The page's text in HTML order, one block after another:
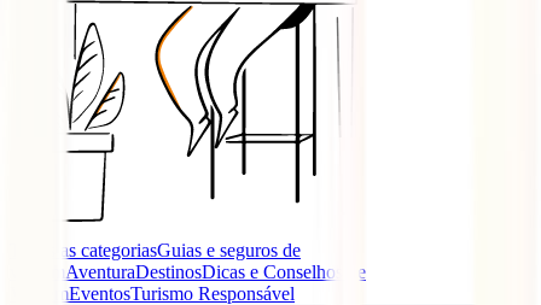
Todas as categoriasGuias e seguros de
AventuraDestinosDicas e Conselhos de
ViagemEventosTurismo Responsável